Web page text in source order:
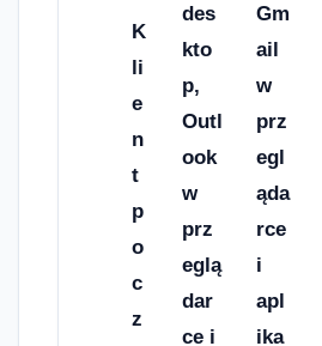
K
li
e
n
t
p
o
c
z
des
kto
p,
Outl
ook
w
prz
eglą
dar
ce i
Gm
ail
w
prz
egl
ąda
rce
i
apl
ika